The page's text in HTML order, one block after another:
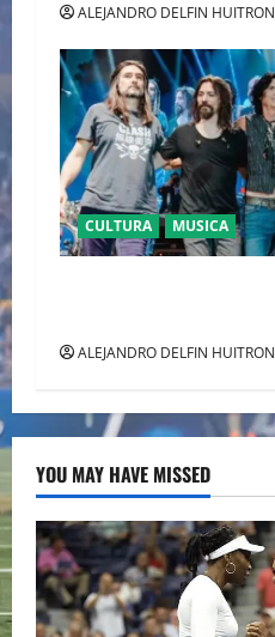
ALEJANDRO DELFIN HUITRON
CULTURA MUSICA
ALEJANDRO DELFIN HUITRON
YOU MAY HAVE MISSED